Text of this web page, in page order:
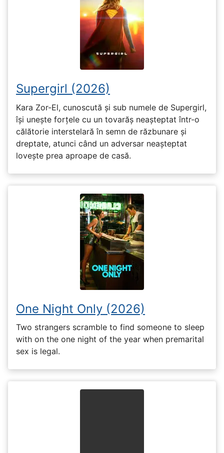
Supergirl (2026)
Kara Zor-El, cunoscută și sub numele de Supergirl,
își unește forțele cu un tovarăș neașteptat într-o
călătorie interstelară în semn de răzbunare și
dreptate, atunci când un adversar neașteptat
lovește prea aproape de casă.
One Night Only (2026)
Two strangers scramble to find someone to sleep
with on the one night of the year when premarital
sex is legal.